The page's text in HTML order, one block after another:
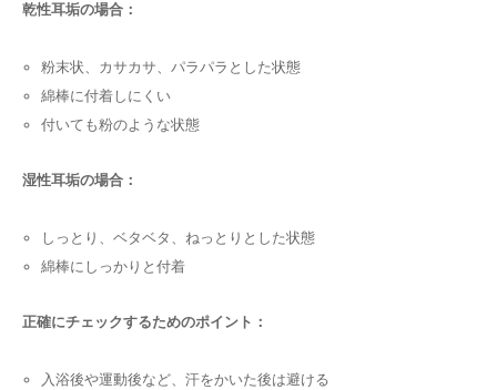
乾性耳垢の場合：
粉末状、カサカサ、パラパラとした状態
綿棒に付着しにくい
付いても粉のような状態
湿性耳垢の場合：
しっとり、ベタベタ、ねっとりとした状態
綿棒にしっかりと付着
正確にチェックするためのポイント：
入浴後や運動後など、汗をかいた後は避ける